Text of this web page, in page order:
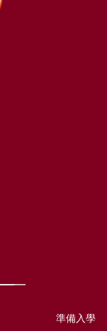
準備入學